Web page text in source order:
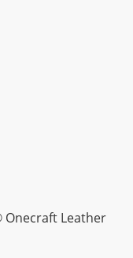
Onecraft Leather